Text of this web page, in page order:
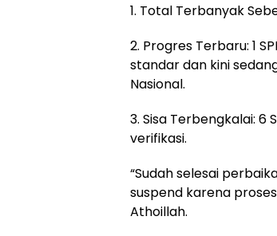
1. Total Terbanyak
2. Progres Terbaru: 1
standar dan kini
Nasional.
3. Sisa Terbengkalai:
verifikasi.
“Sudah selesai
suspend karena
Athoillah.